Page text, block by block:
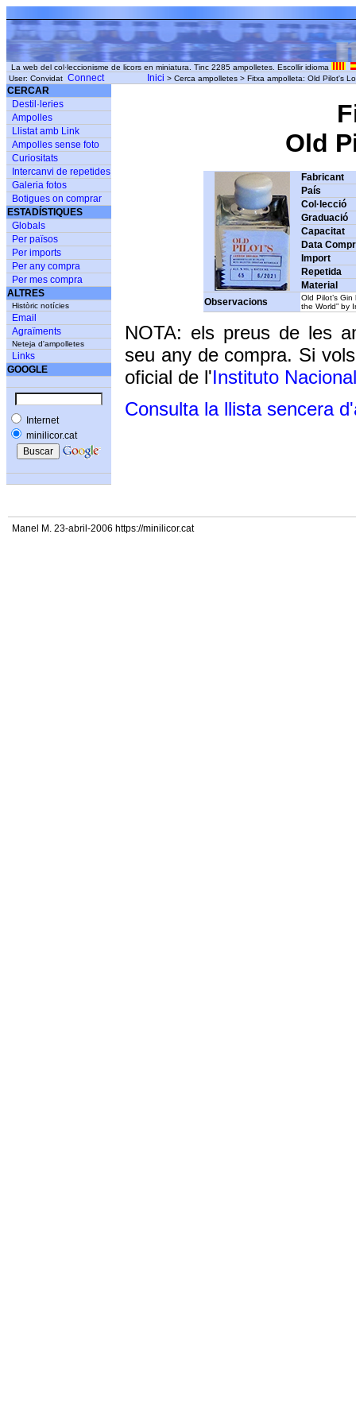
La web del col·leccionisme de licors en miniatura. Tinc 2285 ampolletes. Escollir idioma
User: Convidat Connect Inici > Cerca ampolletes > Fitxa ampolleta: Old Pilot's
CERCAR
Destil·leries
Ampolles
Llistat amb Link
Ampolles sense foto
Curiositats
Intercanvi de repetides
Galeria fotos
Botigues on comprar
ESTADÍSTIQUES
Globals
Per països
Per imports
Per any compra
Per mes compra
ALTRES
Històric notícies
Email
Agraïments
Neteja d'ampolletes
Links
GOOGLE
Internet
minilicor.cat
Old
Fabricant
País
Col·lecció
Graduació
Capacitat
Data
Import
Repetida
Material
Observacions
Old Pilot’s
the World” by
NOTA: els preus de les
seu any de compra. Si
oficial de l'Instituto
Consulta la llista sencera
Manel M. 23-abril-2006 https://minilicor.cat